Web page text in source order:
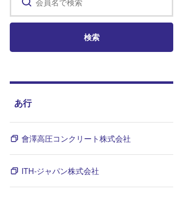
あ行
會澤高圧コンクリート株式会社
ITH-ジャパン株式会社